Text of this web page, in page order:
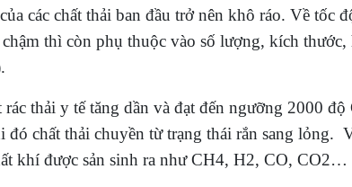
các chất thải ban đầu trở nên khô ráo. Về tốc
thì còn phụ thuộc vào số lượng, kích thước,
thải y tế tăng dần và đạt đến ngưỡng 2000 độ
đó chất thải chuyền từ trạng thái rắn sang lỏng.
khí được sản sinh ra như CH4, H2, CO, CO2…